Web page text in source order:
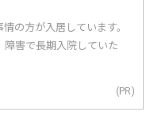
の方が入居しています。
障害で長期入院していた
(PR)